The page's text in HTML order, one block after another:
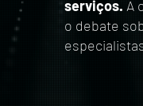
serviços. A
o debate